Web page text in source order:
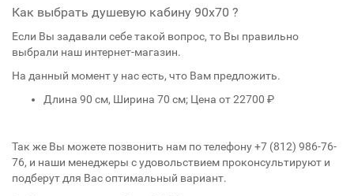
Как выбрать душевую кабину 90x70 ?
Если Вы задавали себе такой вопрос, то Вы правильно
выбрали наш интернет-магазин.
На данный момент у нас есть, что Вам предложить.
Длина 90 см, Ширина 70 см; Цена от 22700 ₽
Так же Вы можете позвонить нам по телефону +7 (812) 986-76-
76, и наши менеджеры с удовольствием проконсультируют и
подберут для Вас оптимальный вариант.